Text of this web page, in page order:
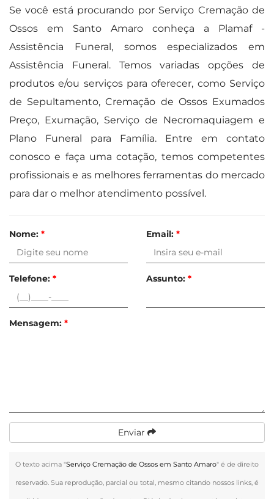
Se você está procurando por Serviço Cremação de
Ossos em Santo Amaro conheça a Plamaf -
Assistência Funeral, somos especializados em
Assistência Funeral. Temos variadas opções de
produtos e/ou serviços para oferecer, como Serviço
de Sepultamento, Cremação de Ossos Exumados
Preço, Exumação, Serviço de Necromaquiagem e
Plano Funeral para Família. Entre em contato
conosco e faça uma cotação, temos competentes
profissionais e as melhores ferramentas do mercado
para dar o melhor atendimento possível.
Nome: * Email: *
Telefone: * Assunto: *
Mensagem: *
Enviar
O texto acima "Serviço Cremação de Ossos em Santo Amaro" é de direito
reservado. Sua reprodução, parcial ou total, mesmo citando nossos links, é